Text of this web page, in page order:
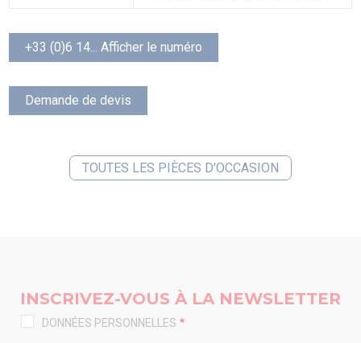
+33 (0)6 14... Afficher le numéro
Demande de devis
TOUTES LES PIÈCES D'OCCASION
INSCRIVEZ-VOUS À LA NEWSLETTER
DONNÉES PERSONNELLES